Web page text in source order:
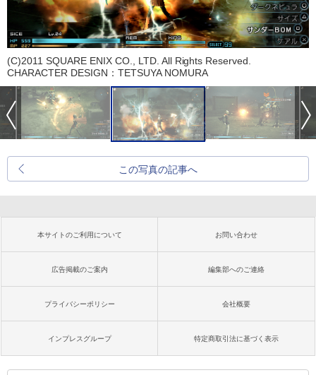
(C)2011 SQUARE ENIX CO., LTD. All Rights Reserved.
CHARACTER DESIGN：TETSUYA NOMURA
この写真の記事へ
本サイトのご利用について お問い合わせ
広告掲載のご案内 編集部へのご連絡
プライバシーポリシー 会社概要
インプレスグループ 特定商取引法に基づく表示